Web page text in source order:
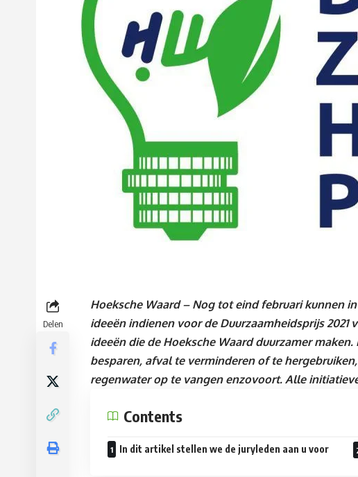
Delen
Hoeksche Waard – Nog tot eind februari kunnen
ideeën indienen voor de Duurzaamheidsprijs
ideeën die de Hoeksche Waard duurzamer
besparen, afval te verminderen of te
regenwater op te vangen enzovoort. Alle
Contents
In dit artikel stellen we de juryleden aan u voor